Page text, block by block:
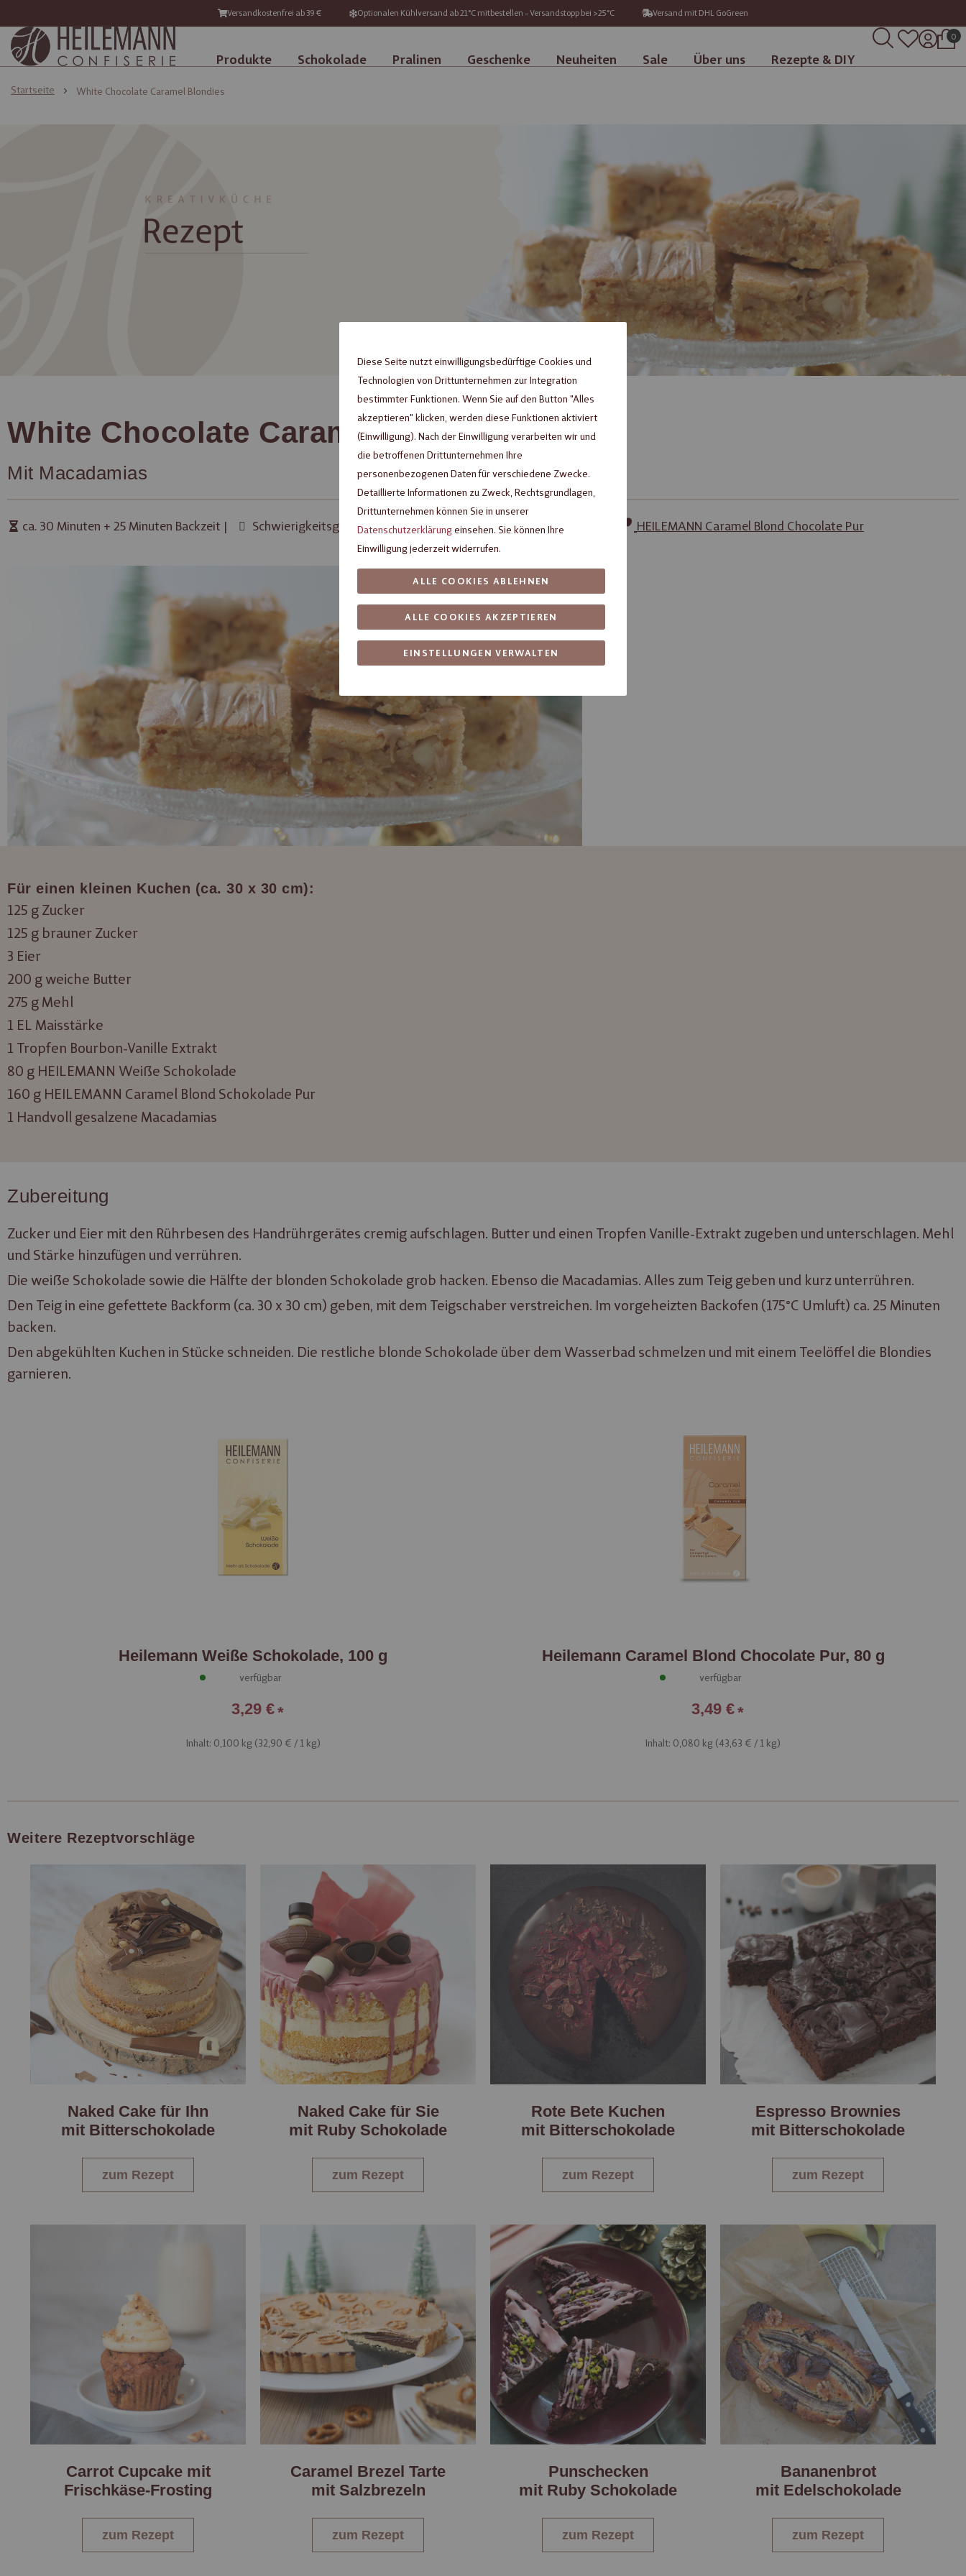
Versandkostenfrei ab 39 € Optionalen Kühlversand ab 21°C mitbestellen – Versandstopp bei >25°C Versand mit DHL GoGreen
Produkte Schokolade Pralinen Geschenke Neuheiten Sale Über uns Rezepte & DIY
0
Startseite White Chocolate Caramel Blondies
White Chocolate Caramel Blondies
Mit Macadamias
ca. 30 Minuten + 25 Minuten Backzeit | Schwierigkeitsgrad: mittel | HEILEMANN Weiße Schokolade | HEILEMANN Caramel Blond Chocolate Pur
Für einen kleinen Kuchen (ca. 30 x 30 cm):
125 g Zucker
125 g brauner Zucker
3 Eier
200 g weiche Butter
275 g Mehl
1 EL Maisstärke
1 Tropfen Bourbon-Vanille Extrakt
80 g HEILEMANN Weiße Schokolade
160 g HEILEMANN Caramel Blond Schokolade Pur
1 Handvoll gesalzene Macadamias
Zubereitung
Zucker und Eier mit den Rührbesen des Handrührgerätes cremig aufschlagen. Butter und einen Tropfen Vanille-Extrakt zugeben und unterschlagen. Mehl
und Stärke hinzufügen und verrühren.
Die weiße Schokolade sowie die Hälfte der blonden Schokolade grob hacken. Ebenso die Macadamias. Alles zum Teig geben und kurz unterrühren.
Den Teig in eine gefettete Backform (ca. 30 x 30 cm) geben, mit dem Teigschaber verstreichen. Im vorgeheizten Backofen (175°C Umluft) ca. 25 Minuten
backen.
Den abgekühlten Kuchen in Stücke schneiden. Die restliche blonde Schokolade über dem Wasserbad schmelzen und mit einem Teelöffel die Blondies
garnieren.
Heilemann Weiße Schokolade, 100 g
verfügbar
3,29 €
Inhalt: 0,100 kg (32,90 € / 1 kg)
Heilemann Caramel Blond Chocolate Pur, 80 g
verfügbar
3,49 €
Inhalt: 0,080 kg (43,63 € / 1 kg)
Weitere Rezeptvorschläge
Naked Cake für Ihn
mit Bitterschokolade
zum Rezept
Naked Cake für Sie
mit Ruby Schokolade
zum Rezept
Rote Bete Kuchen
mit Bitterschokolade
zum Rezept
Espresso Brownies
mit Bitterschokolade
zum Rezept
Carrot Cupcake mit
Frischkäse-Frosting
zum Rezept
Caramel Brezel Tarte
mit Salzbrezeln
zum Rezept
Punschecken
mit Ruby Schokolade
zum Rezept
Bananenbrot
mit Edelschokolade
zum Rezept
Diese Seite nutzt einwilligungsbedürftige Cookies und
Technologien von Drittunternehmen zur Integration
bestimmter Funktionen. Wenn Sie auf den Button "Alles
akzeptieren" klicken, werden diese Funktionen aktiviert
(Einwilligung). Nach der Einwilligung verarbeiten wir und
die betroffenen Drittunternehmen Ihre
personenbezogenen Daten für verschiedene Zwecke.
Detaillierte Informationen zu Zweck, Rechtsgrundlagen,
Drittunternehmen können Sie in unserer
Datenschutzerklärungeinsehen. Sie können Ihre
Einwilligung jederzeit widerrufen.
EINSTELLUNGEN VERWALTEN
ALLE COOKIES AKZEPTIEREN
ALLE COOKIES ABLEHNEN